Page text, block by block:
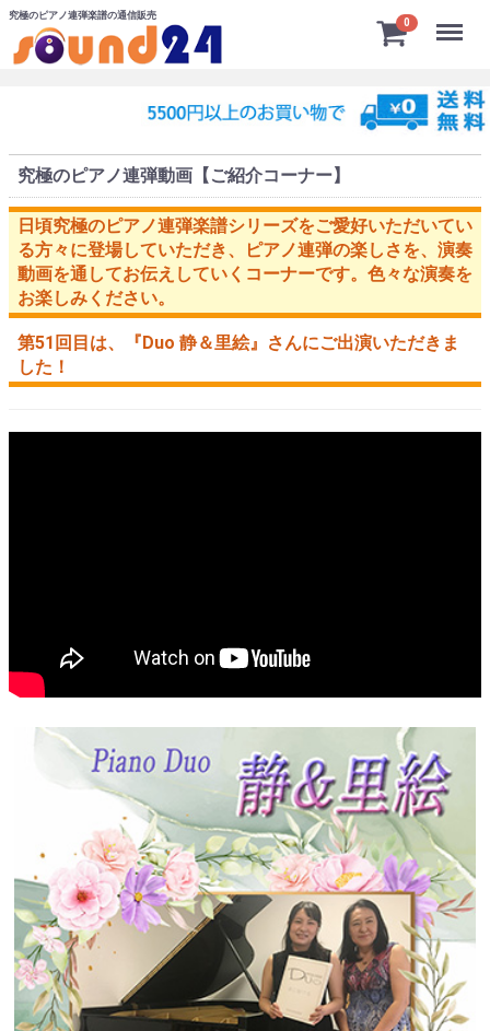
究極のピアノ連弾楽譜の通信販売
0 Menu
究極のピアノ連弾動画【ご紹介コーナー】
日頃究極のピアノ連弾楽譜シリーズをご愛好いただいてい
る方々に登場していただき、ピアノ連弾の楽しさを、演奏
動画を通してお伝えしていくコーナーです。色々な演奏を
お楽しみください。
第51回目は、 『Duo 静＆里絵』 さんにご出演いただきま
した！